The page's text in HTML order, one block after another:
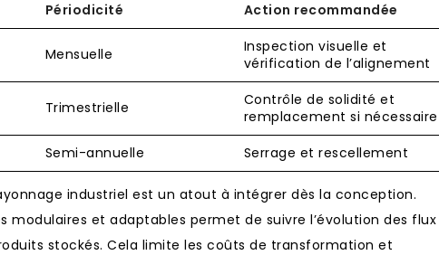
Périodicité Action recommandée
Mensuelle
Inspection visuelle et
vérification de l’alignement
Trimestrielle
Contrôle de solidité et
remplacement si nécessaire
Semi-annuelle Serrage et rescellement
industriel est un atout à intégrer dès la conception.
modulaires et adaptables permet de suivre l’évolution des flux
stockés. Cela limite les coûts de transformation et